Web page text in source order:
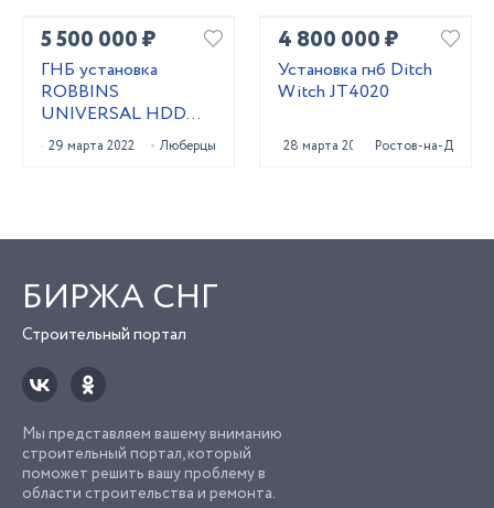
5 500 000 ₽
ГНБ установка
ROBBINS
UNIVERSAL HDD
UNI 24x40
29 марта 2022 Люберцы
4 800 000 ₽
Установка гнб Ditch
Witch JT4020
28 марта 2023 Ростов-на-Дону
БИРЖА СНГ
Строительный портал
Мы представляем вашему вниманию
строительный портал, который
поможет решить вашу проблему в
области строительства и ремонта.